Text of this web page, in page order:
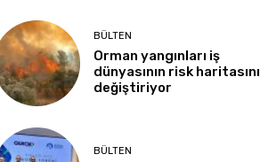
BÜLTEN
Orman yangınları iş
dünyasının risk haritasını
değiştiriyor
BÜLTEN